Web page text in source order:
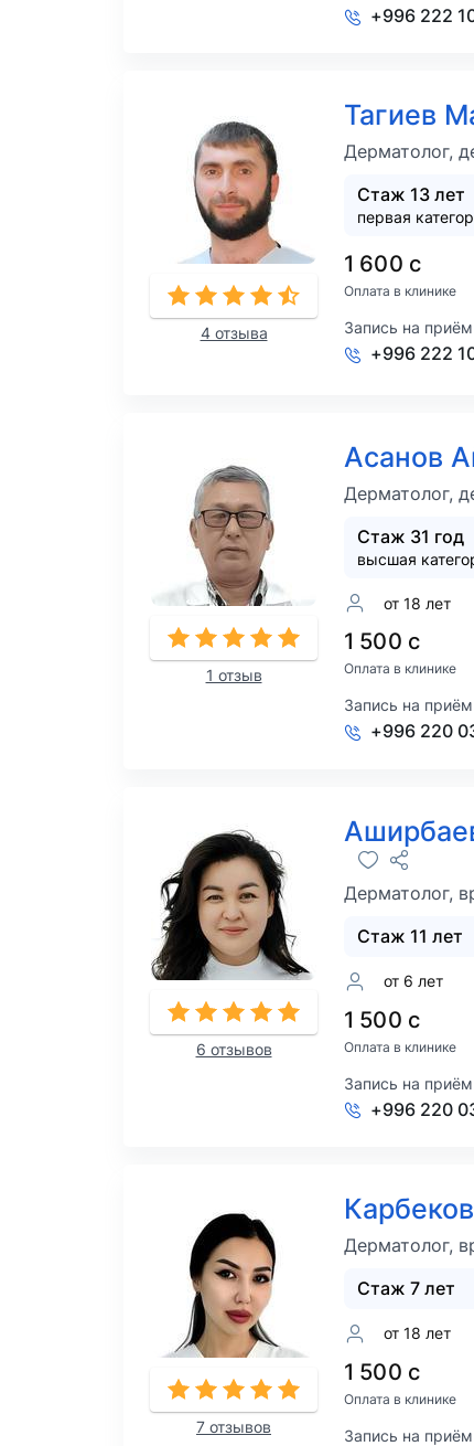
+996 222
4 отзыва
Тагиев
Дерматолог,
Стаж 13 лет
первая
1 600 с
Оплата в клинике
Запись на приём
+996 222
1 отзыв
Асанов
Дерматолог,
Стаж 31 год
высшая
от 18 лет
1 500 с
Оплата в клинике
Запись на приём
+996 220
6 отзывов
Дерматолог,
Стаж 11 лет
от 6 лет
1 500 с
Оплата в клинике
Запись на приём
+996 220
7 отзывов
Дерматолог,
Стаж 7 лет
от 18 лет
1 500 с
Оплата в клинике
Запись на приём